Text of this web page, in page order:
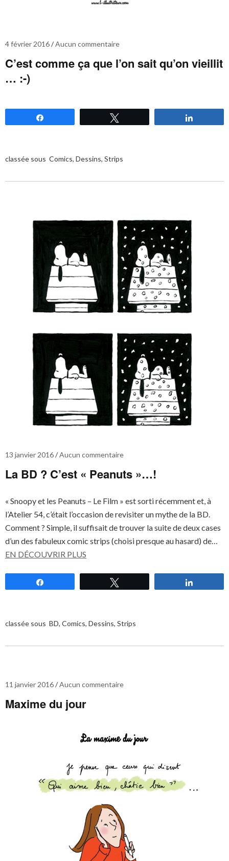
4 février 2016 Aucun commentaire
C’est comme ça que l’on sait qu’on vieillit
… :-)
classée sous Comics, Dessins, Strips
13 janvier 2016 Aucun commentaire
La BD ? C’est « Peanuts »…!
« Snoopy et les Peanuts – Le Film » est sorti récemment et, à
l’Atelier 54, c’était l’occasion de revisiter un mythe de la BD.
Comment ? Simple, il suffisait de trouver la suite de deux cases
d’un des fabuleux comic strips (choisi presque au hasard) de…
EN DÉCOUVRIR PLUS
classée sous BD, Comics, Dessins, Strips
11 janvier 2016 Aucun commentaire
Maxime du jour